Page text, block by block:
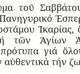
τοῦ
Ἰκαρίας,
τῶν Ἁγίων
γιά
τήν